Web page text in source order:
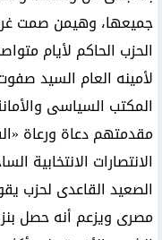
جميعها، وهيمن صمت
الحزب الحاكم لأيام
لأمينه العام السيد
المكتب السياسى
مقدمتهم دعاة ورعاة
الانتصارات الانتخابية
الصعيد القاعدى لحزب
مصرى ويزعم أنه حصل